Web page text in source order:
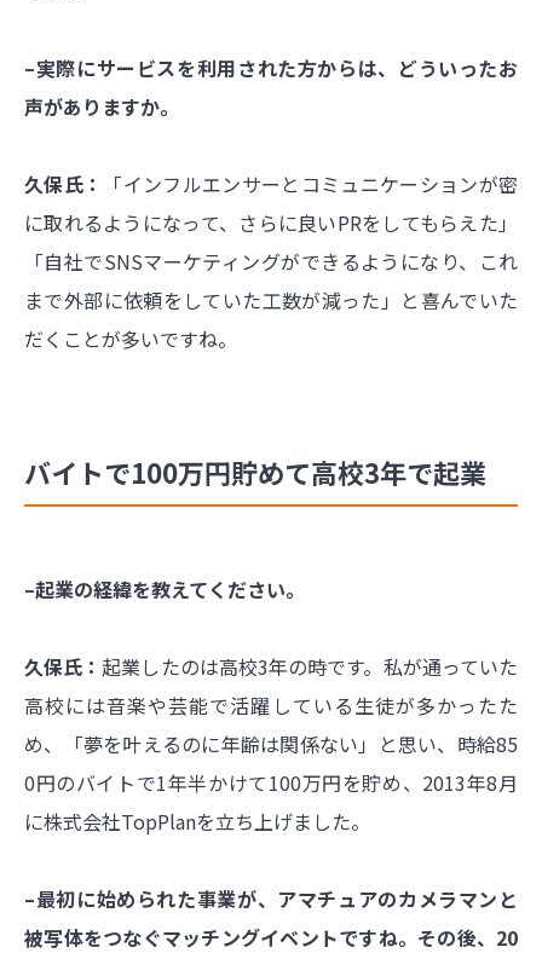
–実際にサービスを利用された方からは、どういったお
声がありますか。
久保氏：
「インフルエンサーとコミュニケーションが密
に取れるようになって、さらに良いPRをしてもらえた」
「自社でSNSマーケティングができるようになり、これ
まで外部に依頼をしていた工数が減った」と喜んでいた
だくことが多いですね。
バイトで100万円貯めて高校3年で起業
–起業の経緯を教えてください。
久保氏：起業したのは高校3年の時です。私が通っていた
高校には音楽や芸能で活躍している生徒が多かったた
め、「夢を叶えるのに年齢は関係ない」と思い、時給85
0円のバイトで1年半かけて100万円を貯め、2013年8月
に株式会社TopPlanを立ち上げました。
–最初に始められた事業が、アマチュアのカメラマンと
被写体をつなぐマッチングイベントですね。その後、20